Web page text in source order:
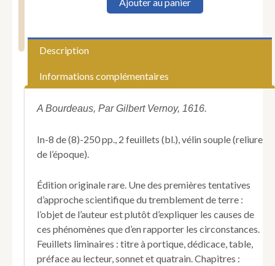
Tremble-
Terre
sont
signes,
&
Par
Louys
du
Thoum
Docteur
Description
Informations complémentaires
A Bourdeaus, Par Gilbert Vernoy, 1616.
In-8 de (8)-250 pp., 2 feuillets (bl.), vélin souple (reliure
de l’époque).
Édition originale rare. Une des premières tentatives
d’approche scientifique du tremblement de terre :
l’objet de l’auteur est plutôt d’expliquer les causes de
ces phénomènes que d’en rapporter les circonstances.
Feuillets liminaires : titre à portique, dédicace, table,
préface au lecteur, sonnet et quatrain. Chapitres :